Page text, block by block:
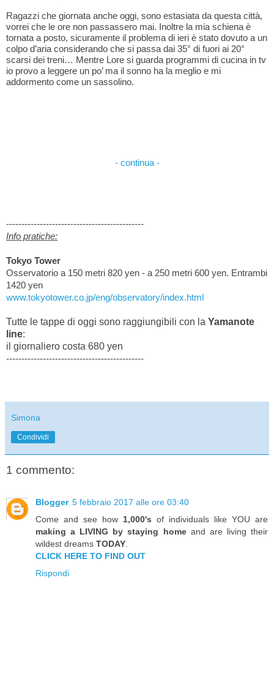
Ragazzi che giornata anche oggi, sono estasiata da questa città,
vorrei che le ore non passassero mai. Inoltre la mia schiena è
tornata a posto, sicuramente il problema di ieri è stato dovuto a un
colpo d’aria considerando che si passa dai 35° di fuori ai 20°
scarsi dei treni… Mentre Lore si guarda programmi di cucina in tv
io provo a leggere un po’ ma il sonno ha la meglio e mi
addormento come un sassolino.
- continua -
---------------------------------------------
Info pratiche:
Tokyo Tower
Osservatorio a 150 metri 820 yen - a 250 metri 600 yen. Entrambi
1420 yen
www.tokyotower.co.jp/eng/observatory/index.html
Tutte le tappe di oggi sono raggiungibili con la Yamanote
line:
il giornaliero costa 680 yen
---------------------------------------------
Simona
Condividi
1 commento:
Blogger 5 febbraio 2017 alle ore 03:40
Come and see how 1,000's of individuals like YOU are
making a LIVING by staying homeand are living their
wildest dreams TODAY
CLICK HERE TO FIND OUT
Rispondi